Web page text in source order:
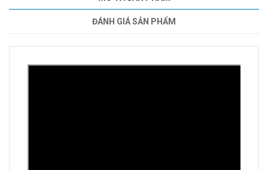
ĐÁNH GIÁ SẢN PHẨM